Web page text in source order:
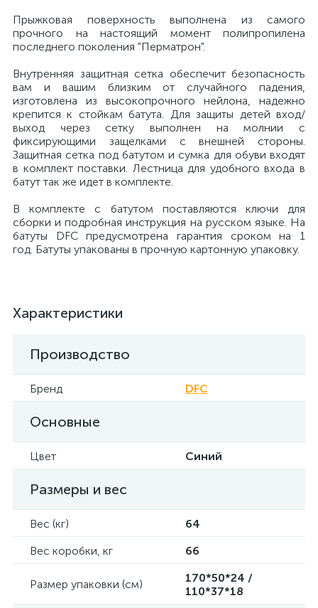
Прыжковая поверхность выполнена из самого
прочного на настоящий момент полипропилена
последнего поколения "Перматрон".
Внутренняя защитная сетка обеспечит безопасность
вам и вашим близким от случайного падения,
изготовлена из высокопрочного нейлона, надежно
крепится к стойкам батута. Для защиты детей вход/
выход через сетку выполнен на молнии с
фиксирующими защелками с внешней стороны.
Защитная сетка под батутом и сумка для обуви входят
в комплект поставки. Лестница для удобного входа в
батут так же идет в комплекте.
В комплекте с батутом поставляются ключи для
сборки и подробная инструкция на русском языке. На
батуты DFC предусмотрена гарантия сроком на 1
год. Батуты упакованы в прочную картонную упаковку.
Характеристики
Производство
Бренд DFC
Основные
Цвет Синий
Размеры и вес
Вес (кг)
64
Вес коробки, кг
66
Размер упаковки (см)
170*50*24 /
110*37*18